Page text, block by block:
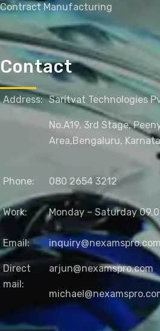
Contract Manufacturing
Contact
Address: Saritvat Technologies
No.A19, 3rd Stage,
Area,Bengaluru,
Phone: 080 2654 3212
Work: Monday – Saturday
Email:
Direct
mail:
inquiry@nexamspro.com
arjun@nexamspro.com